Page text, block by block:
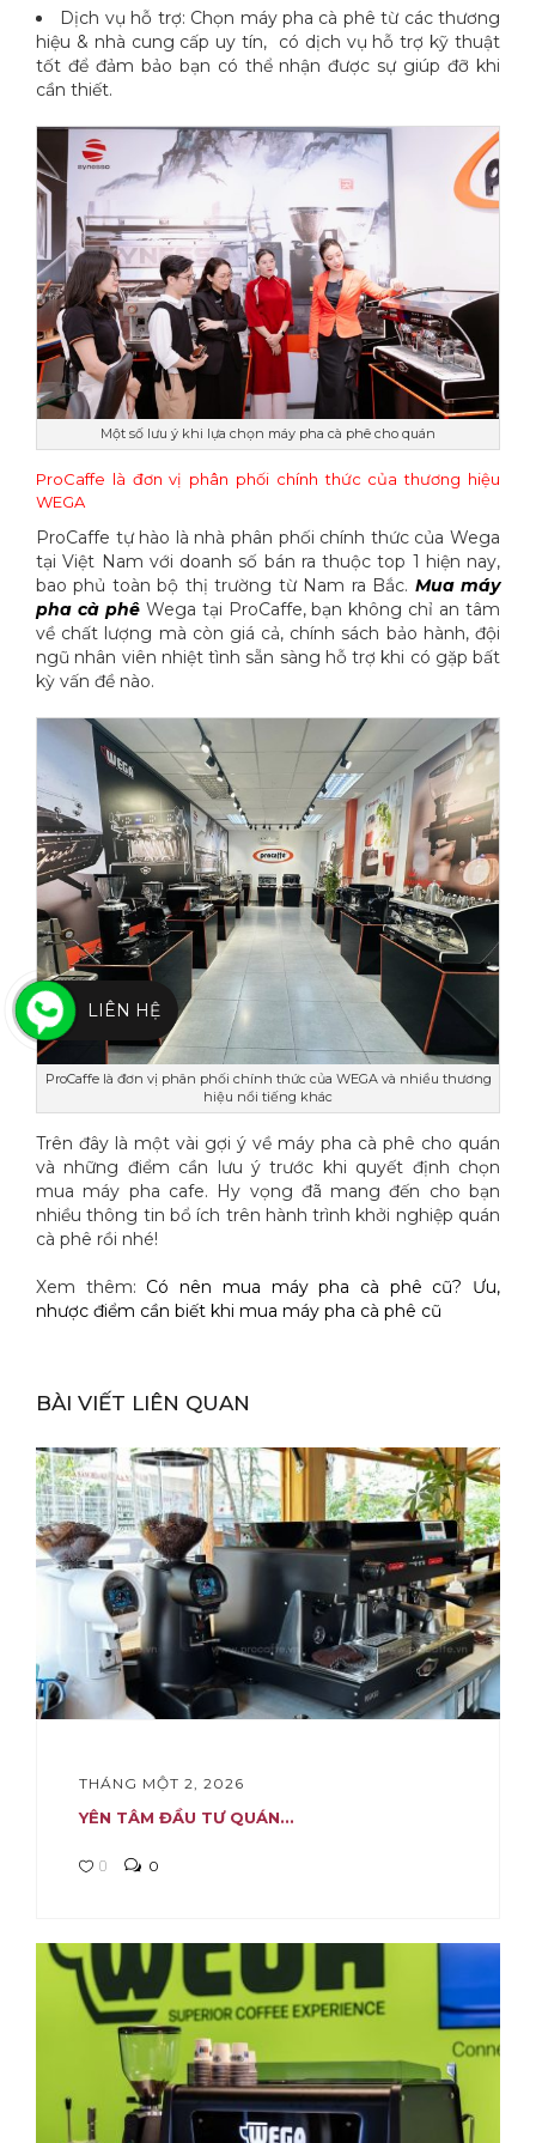
Dịch vụ hỗ trợ: Chọn máy pha cà phê từ các thương
hiệu & nhà cung cấp uy tín, có dịch vụ hỗ trợ kỹ thuật
tốt để đảm bảo bạn có thể nhận được sự giúp đỡ khi
cần thiết.
Một số lưu ý khi lựa chọn máy pha cà phê cho quán
ProCaffe là đơn vị phân phối chính thức của thương hiệu
WEGA
ProCaffe tự hào là nhà phân phối chính thức của Wega
tại Việt Nam với doanh số bán ra thuộc top 1 hiện nay,
bao phủ toàn bộ thị trường từ Nam ra Bắc. Mua máy
pha cà phêWega tại ProCaffe, bạn không chỉ an tâm
về chất lượng mà còn giá cả, chính sách bảo hành, đội
ngũ nhân viên nhiệt tình sẵn sàng hỗ trợ khi có gặp bất
kỳ vấn đề nào.
ProCaffe là đơn vị phân phối chính thức của WEGA và nhiều thương
hiệu nổi tiếng khác
Trên đây là một vài gợi ý về máy pha cà phê cho quán
và những điểm cần lưu ý trước khi quyết định chọn
mua máy pha cafe. Hy vọng đã mang đến cho bạn
nhiều thông tin bổ ích trên hành trình khởi nghiệp quán
cà phê rồi nhé!
Xem thêm: Có nên mua máy pha cà phê cũ? Ưu,
nhược điểm cần biết khi mua máy pha cà phê cũ
BÀI VIẾT LIÊN QUAN
THÁNG MỘT 2, 2026
YÊN TÂM ĐẦU TƯ QUÁN...
0 0
LIÊN HỆ